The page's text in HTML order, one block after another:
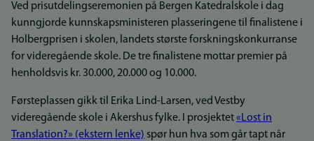
Ved prisutdelingseremonien på Bergen Katedralskole i dag
kunngjorde kunnskapsministeren plasseringene til finalistene i
Holbergprisen i skolen, landets største forskningskonkurranse
for videregående skole. De tre finalistene mottar premier på
henholdsvis kr. 30.000, 20.000 og 10.000.
Førsteplassen gikk til Erika Lind-Larsen, ved Vestby
videregående skole i Akershus fylke. I prosjektet«Lost in
Translation?» (ekstern lenke) spør hun hva som går tapt når